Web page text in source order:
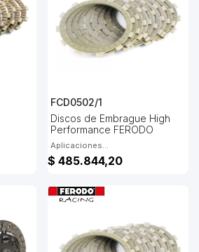
FCD0502/1
Discos de Embrague High
Performance FERODO
Aplicaciones...
$ 485.844,20